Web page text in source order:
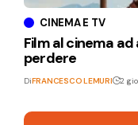
CINEMA E TV
Film al cinema
perdere
DiFRANCESCO LEMURI 2